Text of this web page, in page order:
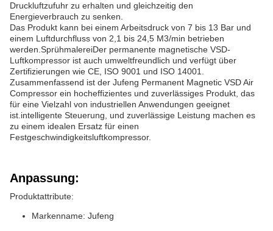
Druckluftzufuhr zu erhalten und gleichzeitig den
Energieverbrauch zu senken.
Das Produkt kann bei einem Arbeitsdruck von 7 bis 13 Bar und
einem Luftdurchfluss von 2,1 bis 24,5 M3/min betrieben
werden.SprühmalereiDer permanente magnetische VSD-
Luftkompressor ist auch umweltfreundlich und verfügt über
Zertifizierungen wie CE, ISO 9001 und ISO 14001.
Zusammenfassend ist der Jufeng Permanent Magnetic VSD Air
Compressor ein hocheffizientes und zuverlässiges Produkt, das
für eine Vielzahl von industriellen Anwendungen geeignet
ist.intelligente Steuerung, und zuverlässige Leistung machen es
zu einem idealen Ersatz für einen
Festgeschwindigkeitsluftkompressor.
Anpassung:
Produktattribute:
Markenname: Jufeng